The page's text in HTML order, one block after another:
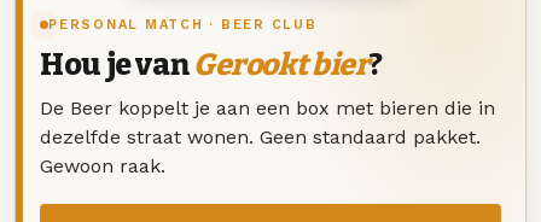
PERSONAL MATCH · BEER CLUB
Hou je vanGerookt bier?
De Beer koppelt je aan een box met bieren die in
dezelfde straat wonen. Geen standaard pakket.
Gewoon raak.